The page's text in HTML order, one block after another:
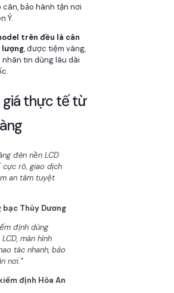
bảo hành tận nơi
Ý.
trên đều là cân
, được tiệm vàng,
nhân tin dùng lâu dài
giá thực tế từ
đèn nền LCD
rõ, giao dịch
an tâm tuyệt
bạc Thùy Dương
định dùng
màn hình
tác nhanh, bảo
nơi.”
định Hòa An